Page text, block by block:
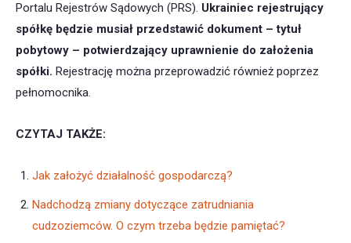
Portalu Rejestrów Sądowych (PRS). Ukrainiec rejestrujący
spółkę będzie musiał przedstawić dokument – tytuł
pobytowy – potwierdzający uprawnienie do założenia
spółki. Rejestrację można przeprowadzić również poprzez
pełnomocnika.
CZYTAJ TAKŻE:
Jak założyć działalność gospodarczą?
Nadchodzą zmiany dotyczące zatrudniania
cudzoziemców. O czym trzeba będzie pamiętać?